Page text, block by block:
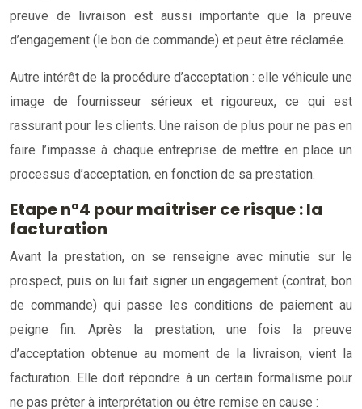
preuve de livraison est aussi importante que la preuve
d’engagement (le bon de commande) et peut être réclamée.
Autre intérêt de la procédure d’acceptation : elle véhicule une
image de fournisseur sérieux et rigoureux, ce qui est
rassurant pour les clients. Une raison de plus pour ne pas en
faire l’impasse à chaque entreprise de mettre en place un
processus d’acceptation, en fonction de sa prestation.
Etape n°4 pour maîtriser ce risque : la
facturation
Avant la prestation, on se renseigne avec minutie sur le
prospect, puis on lui fait signer un engagement (contrat, bon
de commande) qui passe les conditions de paiement au
peigne fin. Après la prestation, une fois la preuve
d’acceptation obtenue au moment de la livraison, vient la
facturation. Elle doit répondre à un certain formalisme pour
ne pas prêter à interprétation ou être remise en cause :